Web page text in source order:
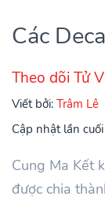
Các
Theo dõi Tử
Viết bởi:Trâm Lê
Cập nhật lần
Cung Ma Kết
được chia